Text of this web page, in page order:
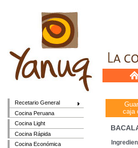
Recetario General
Cocina Peruana
Cocina Light
Cocina Rápida
Cocina Económica
caja